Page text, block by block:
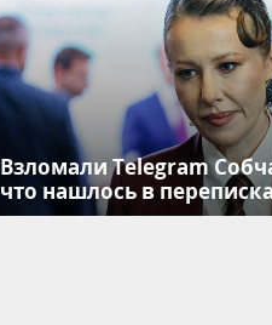
Взломали Telegram
что нашлось в